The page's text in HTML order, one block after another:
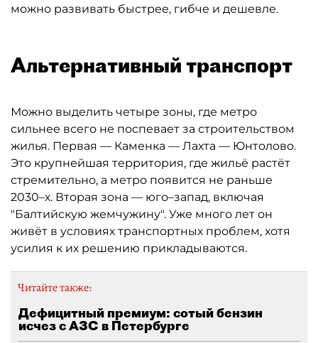
можно развивать быстрее, гибче и дешевле.
Альтернативный транспорт
Можно выделить четыре зоны, где метро
сильнее всего не поспевает за строительством
жилья. Первая — Каменка — Лахта — Юнтолово.
Это крупнейшая территория, где жильё растёт
стремительно, а метро появится не раньше
2030–х. Вторая зона — юго–запад, включая
"Балтийскую жемчужину". Уже много лет он
живёт в условиях транспортных проблем, хотя
усилия к их решению прикладываются.
Читайте также:
Дефицитный премиум: сотый бензин
исчез с АЗС в Петербурге